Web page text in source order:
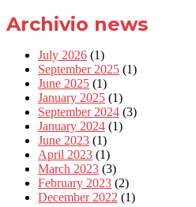
Archivio news
July 2026 (1)
September 2025 (1)
June 2025 (1)
January 2025 (1)
September 2024 (3)
January 2024 (1)
June 2023 (1)
April 2023 (1)
March 2023 (3)
February 2023 (2)
December 2022 (1)